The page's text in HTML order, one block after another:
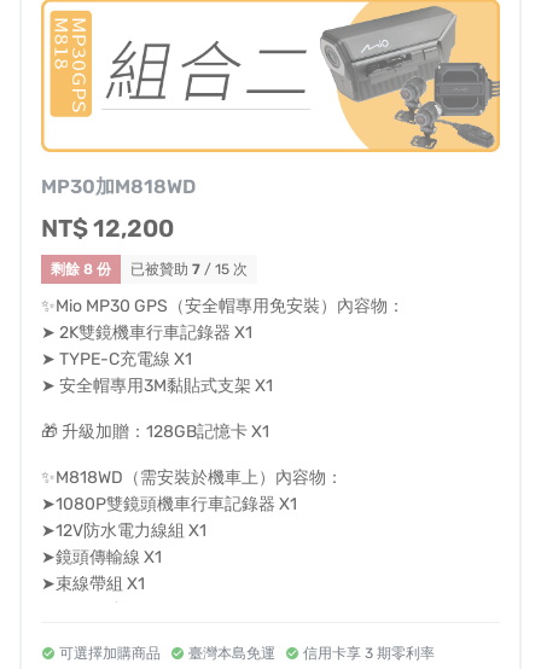
2K畫質。
黏貼注意事項：
1.黏貼前建議先試貼,避免遮擋到面罩。
1080p 60fps 每秒提升 2 倍資料量，搭配 Mio 獨家專業影
像調校技術，提高動態影像銳利度與清晰度呈現更流暢清
晰的高速動態影片，降低影像殘影。
專業影像校正高清補光技術，在畫面調亮同時校正優化影
像曝光程度，降低噪點，並改善反光過曝，夜晚錄影清楚
看得見！
MP30加M818WD
NT$ 12,200
剩餘 8 份 已被贊助 7 / 15 次
✨Mio MP30 GPS（安全帽專用免安裝）內容物：
➤ 2K雙鏡機車行車記錄器 X1
➤ TYPE-C充電線 X1
➤ 安全帽專用3M黏貼式支架 X1
🎁 升級加贈：128GB記憶卡 X1
✨M818WD（需安裝於機車上）內容物：
➤1080P雙鏡頭機車行車記錄器 X1
➤12V防水電力線組 X1
➤鏡頭傳輸線 X1
➤束線帶組 X1
🎁加贈：64GB記憶卡 X1
可選擇加購商品 臺灣本島免運 信用卡享 3 期零利率